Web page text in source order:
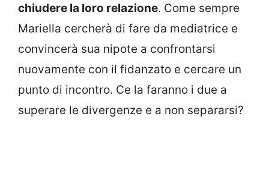
chiudere la loro relazione. Come sempre
Mariella cercherà di fare da mediatrice e
convincerà sua nipote a confrontarsi
nuovamente con il fidanzato e cercare un
punto di incontro. Ce la faranno i due a
superare le divergenze e a non separarsi?